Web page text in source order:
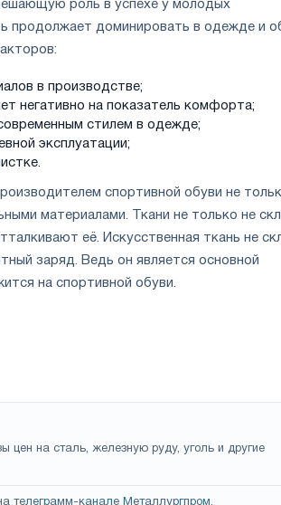
роль в успехе у молодых
продолжает доминировать в одежде и
в производстве;
негативно на показатель комфорта;
стилем в одежде;
эксплуатации;
спортивной обуви не
материалами. Ткани не только не
её. Искусственная ткань не
заряд. Ведь он является основной
на спортивной обуви.
цен на сталь, железную руду, уголь и другие
телеграмм-канале Металлургпром.